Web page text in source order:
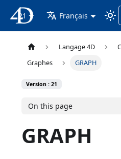
4D Documentation
21 Français
Langage 4D
Graphes
GRAPH
Version : 21
On this page
GRAPH